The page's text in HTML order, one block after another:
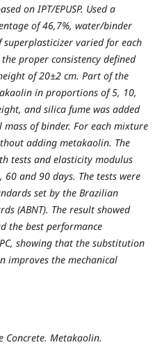
on IPT/EPUSP. Used a
of 46,7%, water/binder
varied for each
proper consistency defined
of 20±2 cm. Part of the
in proportions of 5, 10,
and silica fume was added
of binder. For each mixture
adding metakaolin. The
tests and elasticity modulus
and 90 days. The tests were
set by the Brazilian
(ABNT). The result showed
the best performance
showing that the substitution
improves the mechanical
Concrete. Metakaolin.